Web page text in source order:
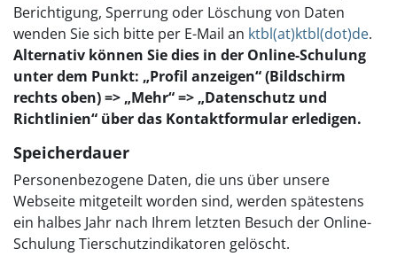
Berichtigung, Sperrung oder Löschung von Daten
wenden Sie sich bitte per E-Mail an ktbl(at)ktbl(dot)de.
Alternativ können Sie dies in der Online-Schulung
unter dem Punkt: „Profil anzeigen“ (Bildschirm
rechts oben) => „Mehr“ => „Datenschutz und
Richtlinien“ über das Kontaktformular erledigen.
Speicherdauer
Personenbezogene Daten, die uns über unsere
Webseite mitgeteilt worden sind, werden spätestens
ein halbes Jahr nach Ihrem letzten Besuch der Online-
Schulung Tierschutzindikatoren gelöscht.